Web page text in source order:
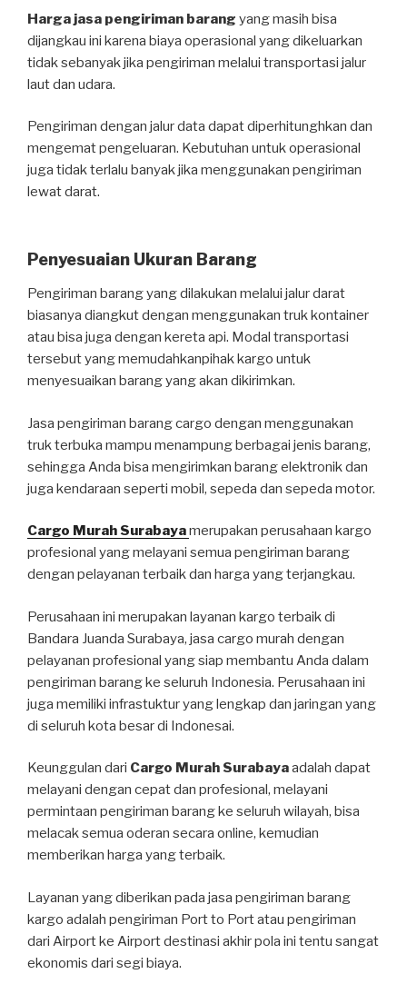
Harga jasa pengiriman barang yang masih bisa
dijangkau ini karena biaya operasional yang dikeluarkan
tidak sebanyak jika pengiriman melalui transportasi jalur
laut dan udara.
Pengiriman dengan jalur data dapat diperhitunghkan dan
mengemat pengeluaran. Kebutuhan untuk operasional
juga tidak terlalu banyak jika menggunakan pengiriman
lewat darat.
Penyesuaian Ukuran Barang
Pengiriman barang yang dilakukan melalui jalur darat
biasanya diangkut dengan menggunakan truk kontainer
atau bisa juga dengan kereta api. Modal transportasi
tersebut yang memudahkanpihak kargo untuk
menyesuaikan barang yang akan dikirimkan.
Jasa pengiriman barang cargo dengan menggunakan
truk terbuka mampu menampung berbagai jenis barang,
sehingga Anda bisa mengirimkan barang elektronik dan
juga kendaraan seperti mobil, sepeda dan sepeda motor.
Cargo Murah Surabayamerupakan perusahaan kargo
profesional yang melayani semua pengiriman barang
dengan pelayanan terbaik dan harga yang terjangkau.
Perusahaan ini merupakan layanan kargo terbaik di
Bandara Juanda Surabaya, jasa cargo murah dengan
pelayanan profesional yang siap membantu Anda dalam
pengiriman barang ke seluruh Indonesia. Perusahaan ini
juga memiliki infrastuktur yang lengkap dan jaringan yang
di seluruh kota besar di Indonesai.
Keunggulan dari Cargo Murah Surabayaadalah dapat
melayani dengan cepat dan profesional, melayani
permintaan pengiriman barang ke seluruh wilayah, bisa
melacak semua oderan secara online, kemudian
memberikan harga yang terbaik.
Layanan yang diberikan pada jasa pengiriman barang
kargo adalah pengiriman Port to Port atau pengiriman
dari Airport ke Airport destinasi akhir pola ini tentu sangat
ekonomis dari segi biaya.